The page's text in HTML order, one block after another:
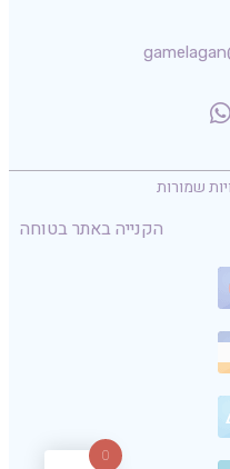
הקנייה באתר בטוחה
0